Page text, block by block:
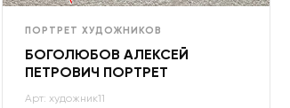
ПОРТРЕТ ХУДОЖНИКОВ
БОГОЛЮБОВ АЛЕКСЕЙ
ПЕТРОВИЧ ПОРТРЕТ
Арт: художник11